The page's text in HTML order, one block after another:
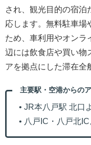
され、観光目的の宿泊
応します。無料駐車場
ため、車利用やオンラ
辺には飲食店や買い物
アを拠点にした滞在全
主要駅・空港からの
• JR本八戸駅 北口
• 八戸IC・八戸北